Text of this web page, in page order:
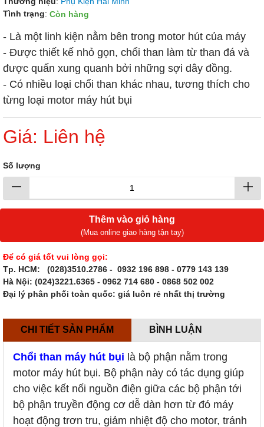
Tình trạng: Còn hàng
- Là một linh kiện nằm bên trong motor hút của máy
- Được thiết kế nhỏ gọn, chổi than làm từ than đá và
được quấn xung quanh bởi những sợi dây đồng.
- Có nhiều loại chổi than khác nhau, tương thích cho
từng loại motor máy hút bụi
Giá: Liên hệ
Số lượng
Thêm vào giỏ hàng
(Mua online giao hàng tận tay)
Để có giá tốt vui lòng gọi:
Tp. HCM: (028)3510.2786 - 0932 196 898 - 0779 143 139
Hà Nội: (024)3221.6365 - 0962 714 680 - 0868 502 002
Đại lý phân phối toàn quốc: giá luôn rẻ nhất thị trường
CHI TIẾT SẢN PHẨM BÌNH LUẬN
Chổi than máy hút bụi là bộ phận nằm trong
motor máy hút bụi. Bộ phận này có tác dụng giúp
cho việc kết nối nguồn điện giữa các bộ phận tới
bộ phận truyền động cơ dễ dàn hơn từ đó máy
hoạt động trơn tru, giảm nhiệt độ cho motor, tránh